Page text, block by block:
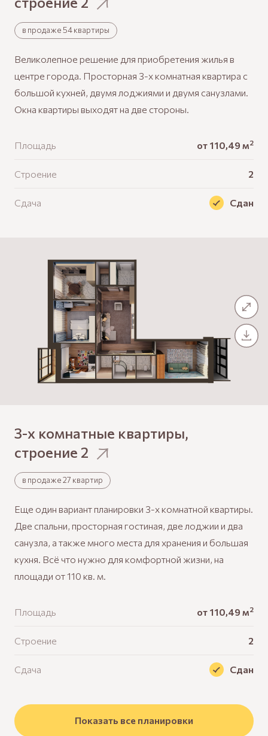
в продаже 54 квартиры
Великолепное решение для приобретения жилья в
центре города. Просторная 3-х комнатная квартира с
большой кухней, двумя лоджиями и двумя санузлами.
Окна квартиры выходят на две стороны.
Площадь от 110,49 м2
Строение 2
Сдача Сдан
3-х комнатные квартиры,
строение 2
в продаже 27 квартир
Еще один вариант планировки 3-х комнатной квартиры.
Две спальни, просторная гостиная, две лоджии и два
санузла, а также много места для хранения и большая
кухня. Всё что нужно для комфортной жизни, на
площади от 110 кв. м.
Площадь от 110,49 м2
Строение 2
Сдача Сдан
Показать все планировки